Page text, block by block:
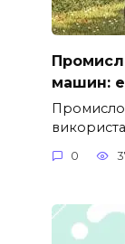
машин:
0